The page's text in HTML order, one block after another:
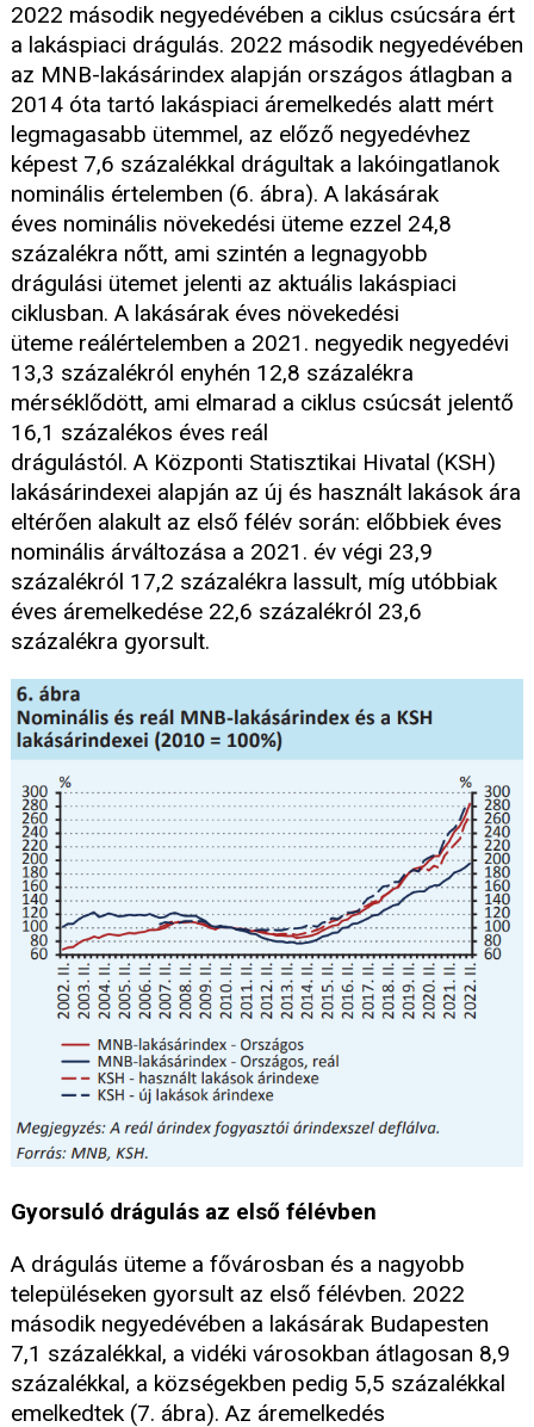
2022 második negyedévében a ciklus csúcsára ért
a lakáspiaci drágulás. 2022 második negyedévében
az MNB-lakásárindex alapján országos átlagban a
2014 óta tartó lakáspiaci áremelkedés alatt mért
legmagasabb ütemmel, az előző negyedévhez
képest 7,6 százalékkal drágultak a lakóingatlanok
nominális értelemben (6. ábra). A lakásárak
éves nominális növekedési üteme ezzel 24,8
százalékra nőtt, ami szintén a legnagyobb
drágulási ütemet jelenti az aktuális lakáspiaci
ciklusban. A lakásárak éves növekedési
üteme reálértelemben a 2021. negyedik negyedévi
13,3 százalékról enyhén 12,8 százalékra
mérséklődött, ami elmarad a ciklus csúcsát jelentő
16,1 százalékos éves reál
drágulástól. A Központi Statisztikai Hivatal (KSH)
lakásárindexei alapján az új és használt lakások ára
eltérően alakult az első félév során: előbbiek éves
nominális árváltozása a 2021. év végi 23,9
százalékról 17,2 százalékra lassult, míg utóbbiak
éves áremelkedése 22,6 százalékról 23,6
százalékra gyorsult.
Gyorsuló drágulás az első félévben
A drágulás üteme a fővárosban és a nagyobb
településeken gyorsult az első félévben. 2022
második negyedévében a lakásárak Budapesten
7,1 százalékkal, a vidéki városokban átlagosan 8,9
százalékkal, a községekben pedig 5,5 százalékkal
emelkedtek (7. ábra). Az áremelkedés